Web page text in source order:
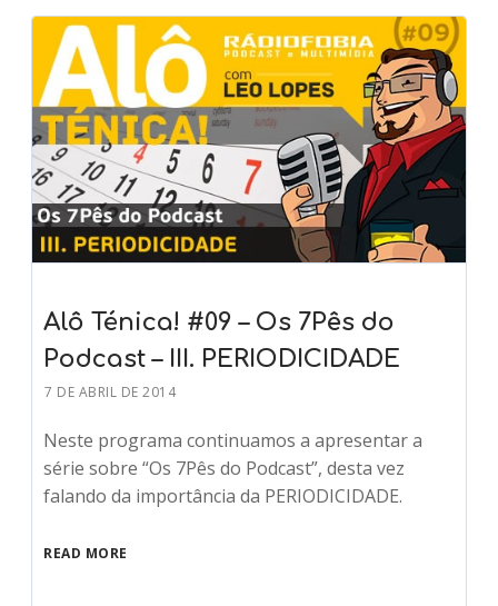
Alô Ténica! #09 – Os 7Pês do
Podcast – III. PERIODICIDADE
7 DE ABRIL DE 2014
Neste programa continuamos a apresentar a
série sobre “Os 7Pês do Podcast”, desta vez
falando da importância da PERIODICIDADE.
READ MORE